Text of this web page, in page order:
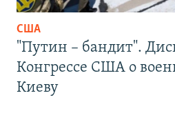
США
"Путин – бандит".
Конгрессе США о
Киеву